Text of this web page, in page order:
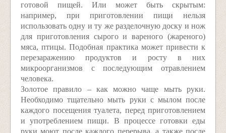
готовой пищей. Или может быть скрытым:
например, при приготовлении пищи нельзя
использовать одну и ту же разделочную доску и нож
для приготовления сырого и вареного (жареного)
мяса, птицы. Подобная практика может привести к
перезаражению продуктов и росту в них
микроорганизмов с последующим отравлением
человека.
Золотое правило – как можно чаще мыть руки.
Необходимо тщательно мыть руки с мылом после
каждого посещения туалета, перед приготовлением
и употреблением пищи. В процессе готовки еды
руки моют после каждого перерыва, а также после